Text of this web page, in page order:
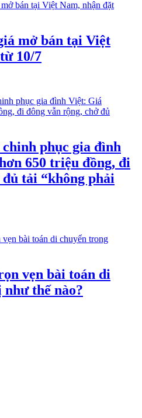
mở bán tại Việt
10/7
phục gia đình
650 triệu đồng, đi
tải “không phải
vẹn bài toán di
thế nào?